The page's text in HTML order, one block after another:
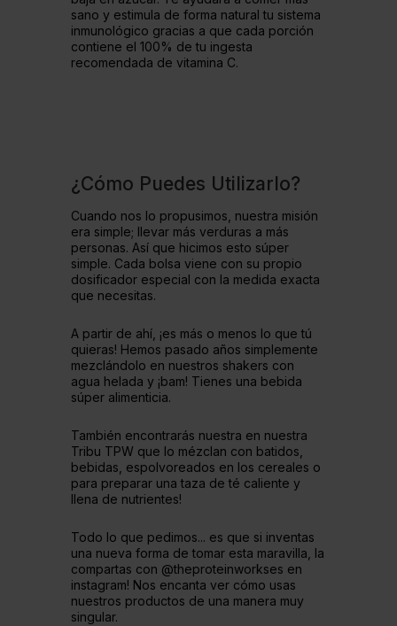
sano y estimula de forma natural tu sistema
inmunológico gracias a que cada porción
contiene el 100% de tu ingesta
recomendada de vitamina C.
¿Cómo Puedes Utilizarlo?
Cuando nos lo propusimos, nuestra misión
era simple; llevar más verduras a más
personas. Así que hicimos esto súper
simple. Cada bolsa viene con su propio
dosificador especial con la medida exacta
que necesitas.
A partir de ahí, ¡es más o menos lo que tú
quieras! Hemos pasado años simplemente
mezclándolo en nuestros shakers con
agua helada y ¡bam! Tienes una bebida
súper alimenticia.
También encontrarás nuestra en nuestra
Tribu TPW que lo mézclan con batidos,
bebidas, espolvoreados en los cereales o
para preparar una taza de té caliente y
llena de nutrientes!
Todo lo que pedimos... es que si inventas
una nueva forma de tomar esta maravilla, la
compartas con @theproteinworkses en
instagram! Nos encanta ver cómo usas
nuestros productos de una manera muy
singular.